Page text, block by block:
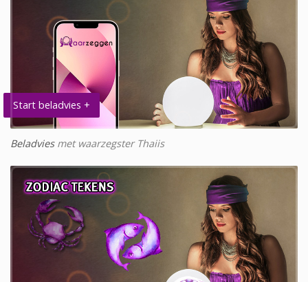
Start beladvies +
Beladviesmet waarzegster Thaiis